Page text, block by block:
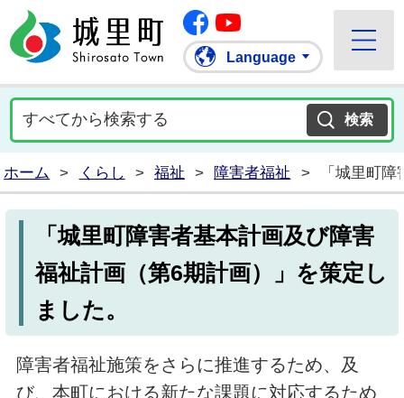
城里町ホームページ
Facebook
Language
ホーム > くらし > 福祉 > 障害者福祉 > 「城里町
「城里町障害者基本計画及び障害
福祉計画（第6期計画）」を策定し
ました。
障害者福祉施策をさらに推進するため、及
び、本町における新たな課題に対応するため